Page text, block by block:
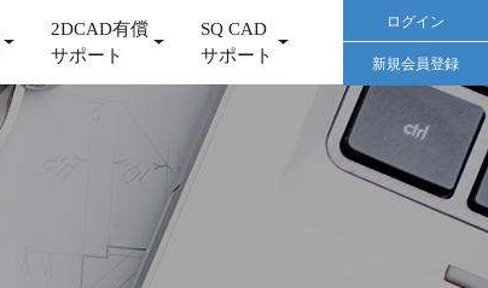
2DCAD有償
サポート
SQ CAD
サポート
ログイン
新規会員登録